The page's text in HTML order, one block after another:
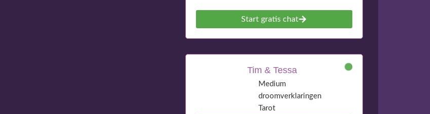
Start gratis chat
Tim & Tessa
Medium
droomverklaringen
Tarot